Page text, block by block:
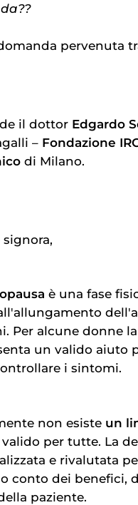
pervenuta
il dottor Edgardo
– Fondazione
di Milano.
è una fase
Per alcune donne la
un valido aiuto
i sintomi.
non esiste un
per tutte. La
e rivalutata
conto dei benefici,
paziente.